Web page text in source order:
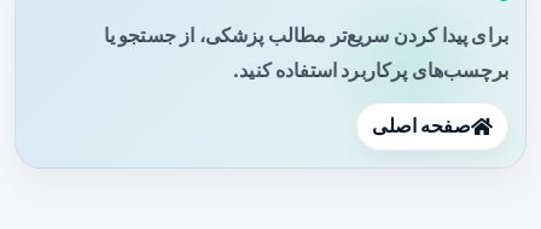
برای پیدا کردن سریع‌تر مطالب پزشکی، از جستجو یا
برچسب‌های پرکاربرد استفاده کنید.
صفحه اصلی